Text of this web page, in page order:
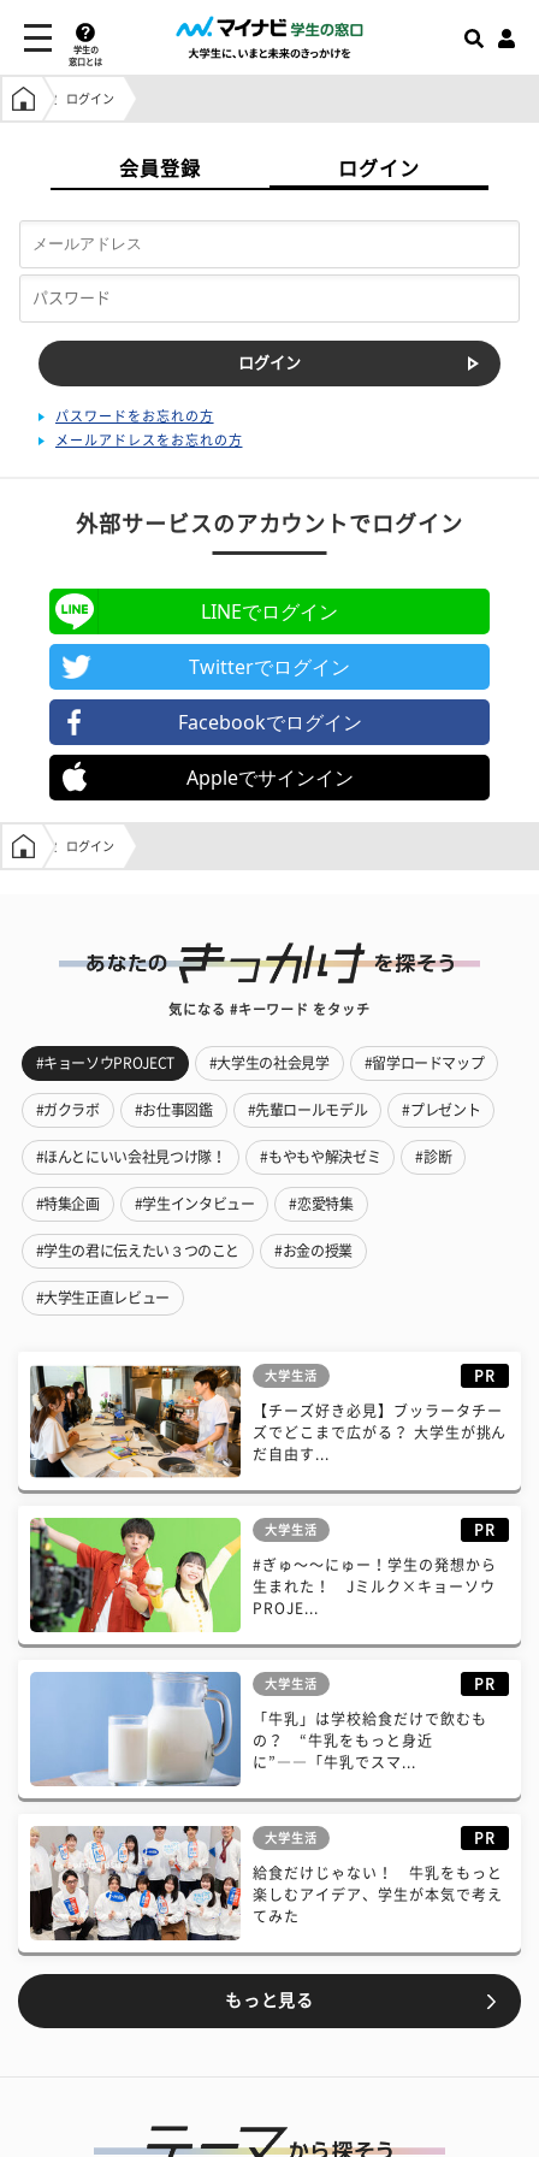
学生の
窓口とは
学生の窓口トップ
ログイン
会員登録 ログイン
パスワードをお忘れの方
メールアドレスをお忘れの方
外部サービスのアカウントでログイン
LINEでログイン
Twitterでログイン
Facebookでログイン
Appleでサインイン
学生の窓口トップ
ログイン
気になる #キーワード をタッチ
#キョーソウPROJECT #大学生の社会見学 #留学ロードマップ
#ガクラボ #お仕事図鑑 #先輩ロールモデル #プレゼント
#ほんとにいい会社見つけ隊！ #もやもや解決ゼミ #診断
#特集企画 #学生インタビュー #恋愛特集
#学生の君に伝えたい３つのこと #お金の授業
#大学生正直レビュー
大学生活 PR
【チーズ好き必見】ブッラータチー
ズでどこまで広がる？ 大学生が挑ん
だ自由す...
大学生活 PR
#ぎゅ〜〜にゅー！学生の発想から
生まれた！ Jミルク×キョーソウ
PROJE...
大学生活 PR
「牛乳」は学校給食だけで飲むも
の？ “牛乳をもっと身近
に”――「牛乳でスマ...
大学生活 PR
給食だけじゃない！ 牛乳をもっと
楽しむアイデア、学生が本気で考え
てみた
もっと見る